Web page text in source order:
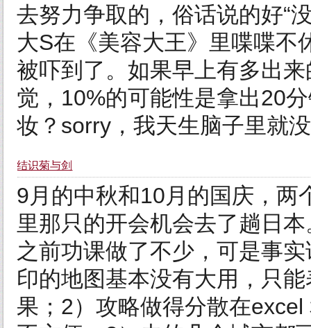
去努力争取的，俗话说的好“
大S在《美容大王》里喋喋不
被吓到了。如果早上有多出
觉，10%的可能性是拿出20
妆？sorry，我天生脑子里就
结识菊与剑
9月的中秋和10月的国庆，两
里那只的开会机会去了趟日
之前功课做了不少，可是事
印的地图基本没有大用，只
果；2）攻略做得分散在